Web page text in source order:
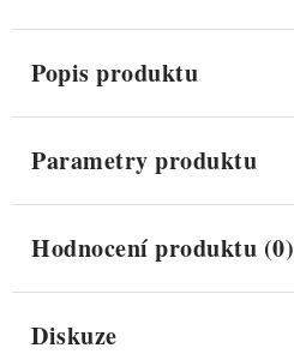
Popis produktu
Parametry produktu
Hodnocení produktu (0)
Diskuze